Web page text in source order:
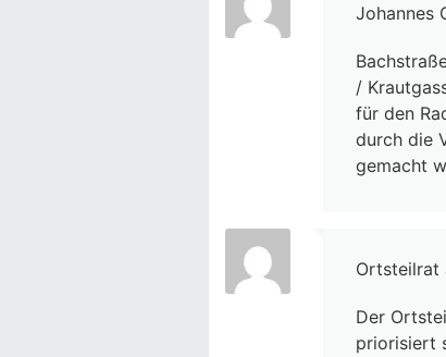
Johannes
/
für den
durch die
gemacht
Ortsteilrat
Der
priorisiert